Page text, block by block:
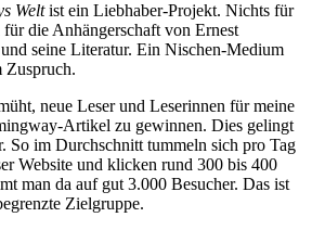
Weltist ein Liebhaber-Projekt. Nichts für
die Anhängerschaft von Ernest
seine Literatur. Ein Nischen-Medium
Zuspruch.
neue Leser und Leserinnen für meine
Artikel zu gewinnen. Dies gelingt
So im Durchschnitt tummeln sich pro Tag
Website und klicken rund 300 bis 400
man da auf gut 3.000 Besucher. Das ist
Zielgruppe.